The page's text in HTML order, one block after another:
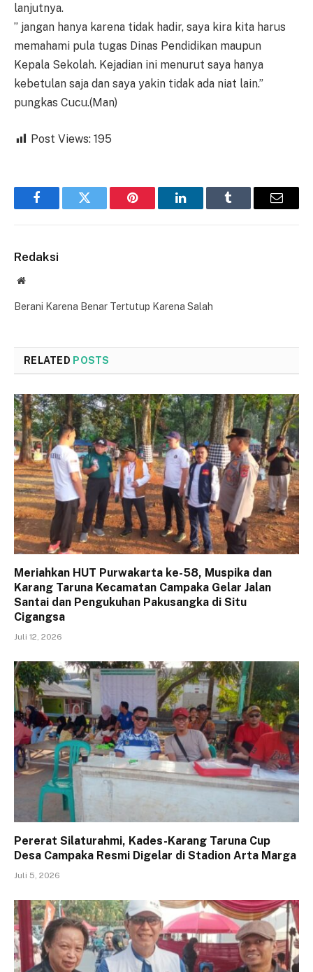
lanjutnya.
” jangan hanya karena tidak hadir, saya kira kita harus
memahami pula tugas Dinas Pendidikan maupun
Kepala Sekolah. Kejadian ini menurut saya hanya
kebetulan saja dan saya yakin tidak ada niat lain.”
pungkas Cucu.(Man)
Post Views: 195
FacebookTwitter Pinterest LinkedInTumblr Email
Redaksi
Website
Berani Karena Benar Tertutup Karena Salah
RELATED POSTS
Meriahkan HUT Purwakarta ke-58, Muspika dan
Karang Taruna Kecamatan Campaka Gelar Jalan
Santai dan Pengukuhan Pakusangka di Situ
Cigangsa
Juli 12, 2026
Pererat Silaturahmi, Kades-Karang Taruna Cup
Desa Campaka Resmi Digelar di Stadion Arta Marga
Juli 5, 2026